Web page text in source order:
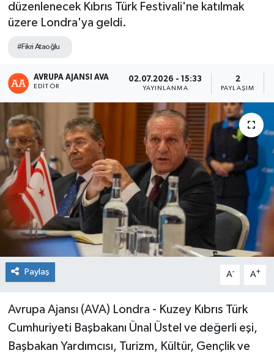
düzenlenecek Kıbrıs Türk Festivali'ne katılmak
üzere Londra'ya geldi.
#Fikri Ataoğlu
AVRUPA AJANSI AVA
EDITÖR
02.07.2026 - 15:33
YAYINLANMA
2
PAYLAŞIM
Paylaş A- A+
Avrupa Ajansı (AVA) Londra - Kuzey Kıbrıs Türk
Cumhuriyeti Başbakanı Ünal Üstel ve değerli eşi,
Başbakan Yardımcısı, Turizm, Kültür, Gençlik ve